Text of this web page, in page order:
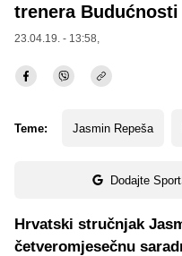
trenera Budućnosti
23.04.19. - 13:58,
Teme: Jasmin Repeša
Dodajte
Hrvatski stručnjak
četveromjesečnu